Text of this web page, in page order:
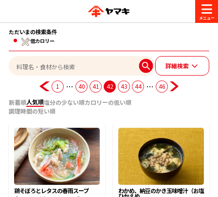
商品情報
ブランド一覧
ヤマキ『めんつゆ』 ヤマキ 割烹白だし
レシピ
おいしいレシピを探す
おいしいレシピトップ
主食レシピ
かつお節・だしを楽しむ
かつお節・だしを知る
だしの取り方
CM・キャンペーン
キャンペーン一覧
企業・採用情報
企業情報
お問い合わせ
ただいまの検索条件
低カロリー
詳細検索
1 … 40 41 42 43 44 …
46
新着順人気順塩分の少ない順カロリーの低い順
調理時間の短い順
鶏そぼろとレタスの春雨スープ
わかめ、納豆のかき玉味噌汁（お塩